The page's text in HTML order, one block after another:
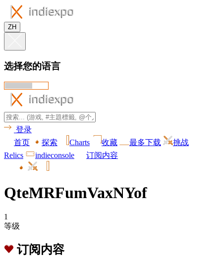
ZH
选择您的语言
登录
首页
探索 Charts 收藏 最多下载
挑战
Relics
indieconsole 订阅内容
QteMRFumVaxNYof
1
等级
订阅内容